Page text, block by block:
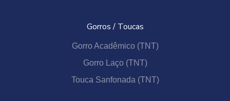
Gorros / Toucas
Gorro Acadêmico (TNT)
Gorro Laço (TNT)
Touca Sanfonada (TNT)